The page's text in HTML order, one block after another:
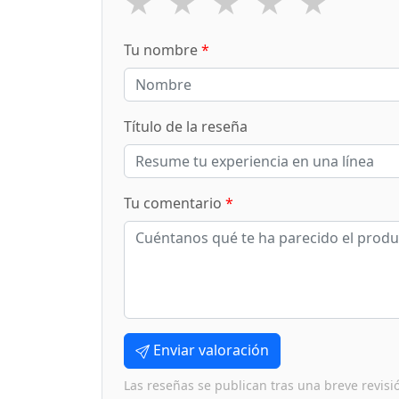
Tu nombre*
Título de la reseña
Tu comentario *
Enviar valoración
Las reseñas se publican tras una breve